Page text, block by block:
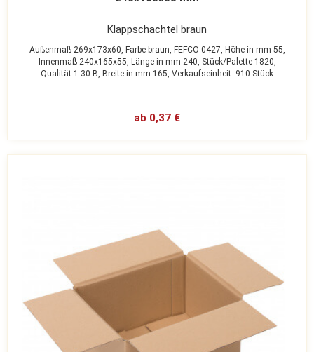
Klappschachtel braun
Außenmaß 269x173x60, Farbe braun, FEFCO 0427, Höhe in mm 55,
Innenmaß 240x165x55, Länge in mm 240, Stück/Palette 1820,
Qualität 1.30 B, Breite in mm 165, Verkaufseinheit: 910 Stück
ab 0,37 €